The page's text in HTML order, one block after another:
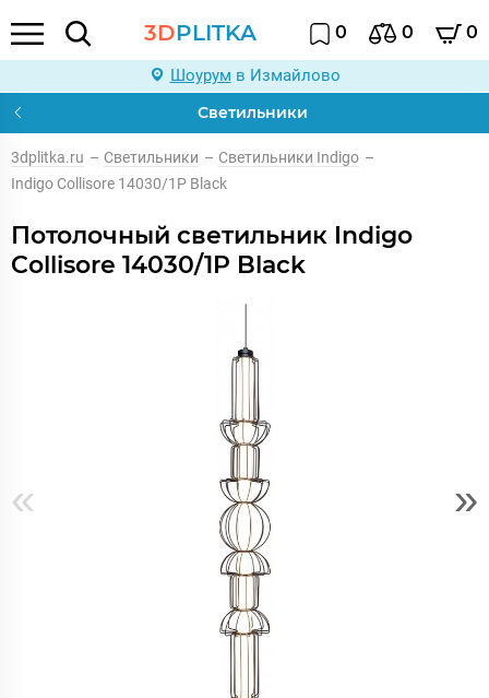
3DPLITKA 0 0 0
Шоурум в Измайлово
Светильники
3dplitka.ru – Светильники – Светильники Indigo –
Indigo Collisore 14030/1P Black
Потолочный светильник Indigo
Collisore 14030/1P Black
« »